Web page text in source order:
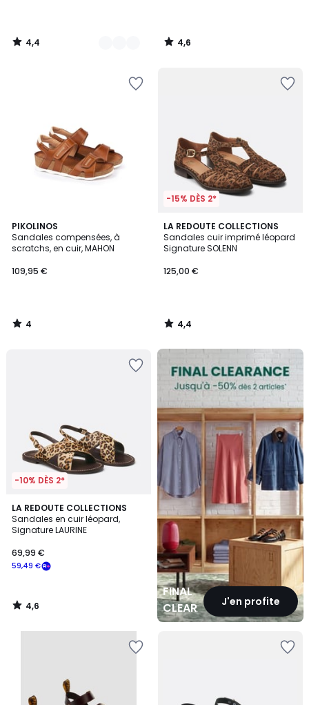
4,4
/
4,6
/
PIKOLINOS
Sandales compensées, à
scratchs, en cuir, MAHON
109,95 €
4
/
5
4
/
-15% DÈS 2*
LA REDOUTE COLLECTIONS
Sandales cuir imprimé léopard
Signature SOLENN
125,00 €
4,4
/ 5
4,4
/
-10% DÈS 2*
LA REDOUTE COLLECTIONS
Sandales en cuir léopard,
Signature LAURINE
59,49 €
69,99 €
4,6
/ 5
4,6
/
FINAL
CLEARANCEJ'en profite
FINAL
CLEARANCE